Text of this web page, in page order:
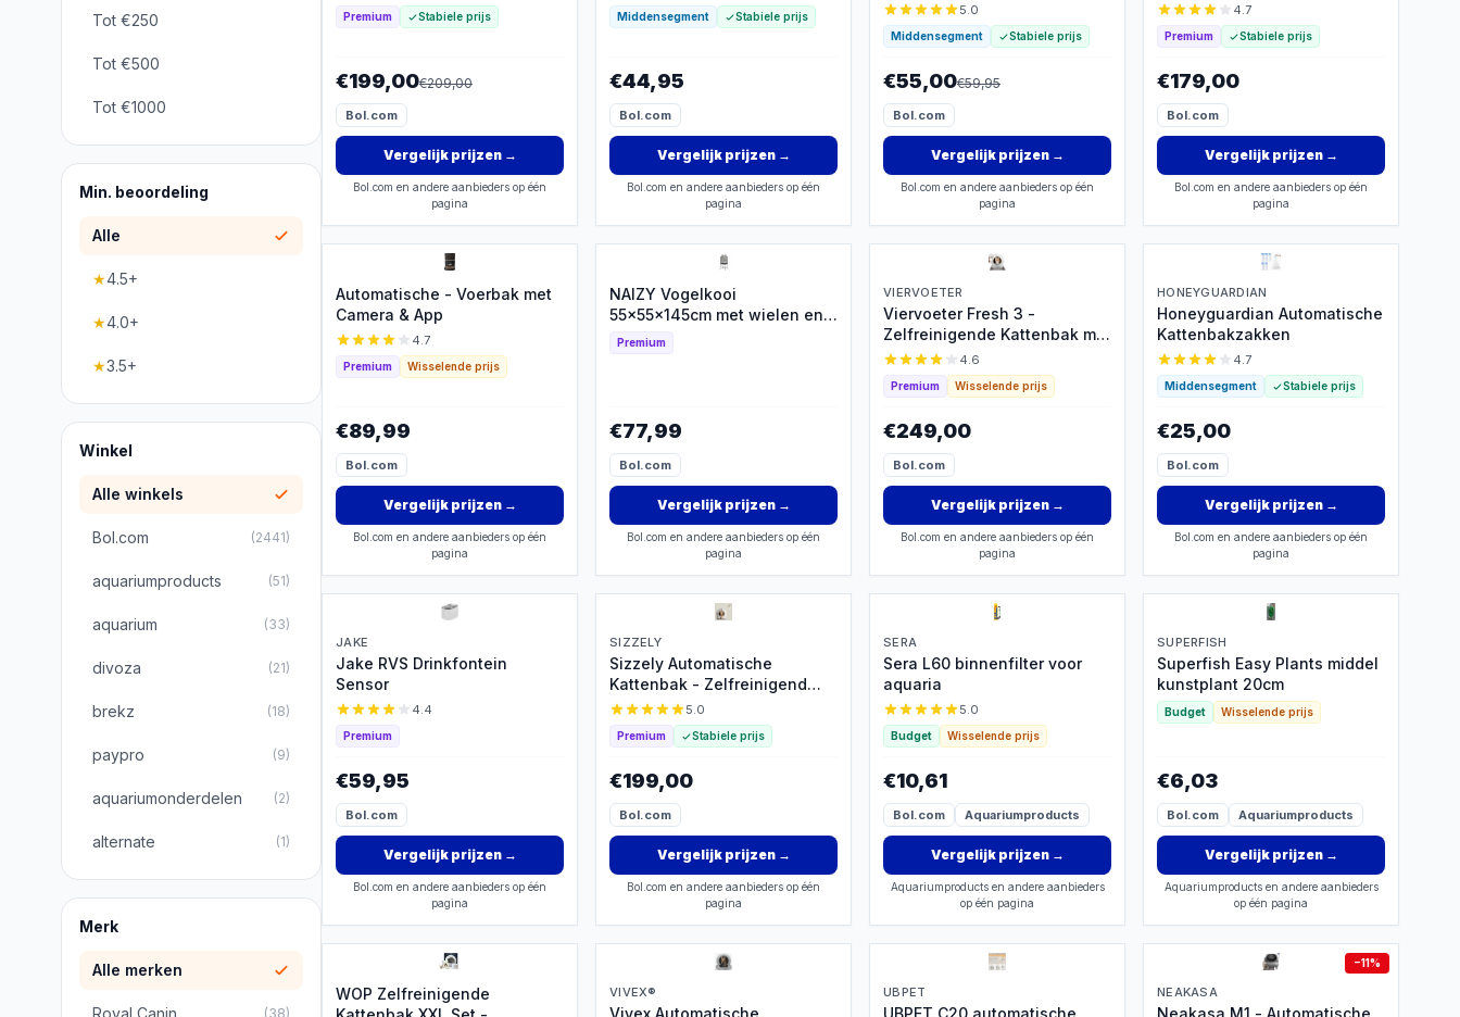
Tot €250
Tot €500
Tot €1000
Min. beoordeling
Alle
★4.5+
★4.0+
★3.5+
Winkel
Alle winkels
Bol.com (2441)
aquariumproducts (51)
aquarium (33)
divoza (21)
brekz (18)
paypro (9)
aquariumonderdelen (2)
alternate (1)
Merk
Alle merken
Royal Canin (38)
Premium Stabiele prijs
€199,00€209,00
Bol.com
Vergelijk prijzen→
Bol.com en andere aanbieders op één
pagina
Middensegment Stabiele prijs
€44,95
Bol.com
Vergelijk prijzen→
Bol.com en andere aanbieders op één
pagina
5.0
Middensegment Stabiele prijs
€55,00€59,95
Bol.com
Vergelijk prijzen→
Bol.com en andere aanbieders op één
pagina
4.7
Premium Stabiele prijs
€179,00
Bol.com
Vergelijk prijzen→
Bol.com en andere aanbieders op één
pagina
Automatische - Voerbak met
Camera & App
4.7
Premium Wisselende prijs
€89,99
Bol.com
Vergelijk prijzen→
Bol.com en andere aanbieders op één
pagina
NAIZY Vogelkooi
55x55x145cm met wielen en
dakraam
Premium
€77,99
Bol.com
Vergelijk prijzen→
Bol.com en andere aanbieders op één
pagina
VIERVOETER
Viervoeter Fresh 3 -
Zelfreinigende Kattenbak met
App (65L) 4.6
Premium Wisselende prijs
€249,00
Bol.com
Vergelijk prijzen→
Bol.com en andere aanbieders op één
pagina
HONEYGUARDIAN
Honeyguardian Automatische
Kattenbakzakken
4.7
Middensegment Stabiele prijs
€25,00
Bol.com
Vergelijk prijzen→
Bol.com en andere aanbieders op één
pagina
JAKE
Jake RVS Drinkfontein
Sensor
4.4
Premium
€59,95
Bol.com
Vergelijk prijzen→
Bol.com en andere aanbieders op één
pagina
SIZZELY
Sizzely Automatische
Kattenbak - Zelfreinigend
met App
5.0
Premium Stabiele prijs
€199,00
Bol.com
Vergelijk prijzen→
Bol.com en andere aanbieders op één
pagina
SERA
Sera L60 binnenfilter voor
aquaria
5.0
Budget Wisselende prijs
€10,61
Bol.com Aquariumproducts
Vergelijk prijzen→
Aquariumproducts en andere aanbieders
op één pagina
SUPERFISH
Superfish Easy Plants middel
kunstplant 20cm
Budget Wisselende prijs
€6,03
Bol.com Aquariumproducts
Vergelijk prijzen→
Aquariumproducts en andere aanbieders
op één pagina
WOP Zelfreinigende
VIVEX®
Vivex Automatische
UBPET
UBPET C20 automatische
−11%
NEAKASA
Neakasa M1 - Automatische